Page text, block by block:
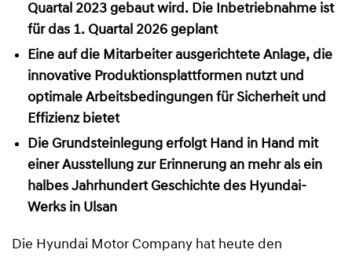
Quartal 2023 gebaut wird. Die Inbetriebnahme ist
für das 1. Quartal 2026 geplant
Eine auf die Mitarbeiter ausgerichtete Anlage, die
innovative Produktionsplattformen nutzt und
optimale Arbeitsbedingungen für Sicherheit und
Effizienz bietet
Die Grundsteinlegung erfolgt Hand in Hand mit
einer Ausstellung zur Erinnerung an mehr als ein
halbes Jahrhundert Geschichte des Hyundai-
Werks in Ulsan
Die Hyundai Motor Company hat heute den